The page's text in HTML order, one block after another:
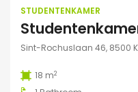
STUDENTENKAMER
Sint-Rochuslaan 46, 8500
18 m2